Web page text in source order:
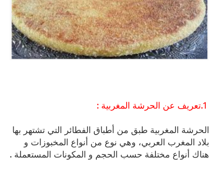
الحرشة المغربية طبق من أطباق الفطائر التي تشتهر بها
بلاد المغرب العربي، وهي نوع من أنواع المخبوزات و
هناك أنواع مختلفة حسب الحجم و المكونات المستعملة .